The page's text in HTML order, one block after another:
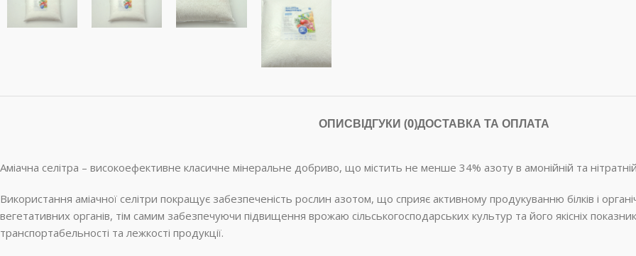
ОПИСВІДГУКИ (0)ДОСТАВКА ТА ОПЛАТА
Аміачна селітра – високоефективне класичне мінеральне добриво, що містить не менше 34% азоту в амонійній та
Використання аміачної селітри покращує забезпеченість рослин азотом, що сприяє активному продукуванню білків і
вегетативних органів, тім самим забезпечуючи підвищення врожаю сільськогосподарських культур та його якісніх
транспортабельності та лежкості продукції.